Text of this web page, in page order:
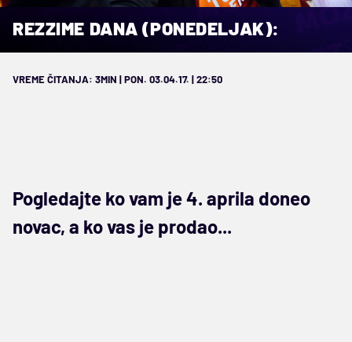
REZZIME DANA (PONEDELJAK):
VREME ČITANJA: 3MIN | PON. 03.04.17. | 22:50
Pogledajte ko vam je 4. aprila doneo
novac, a ko vas je prodao...